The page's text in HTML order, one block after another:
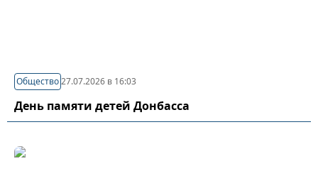
Общество27.07.2026 в 16:03
День памяти детей Донбасса